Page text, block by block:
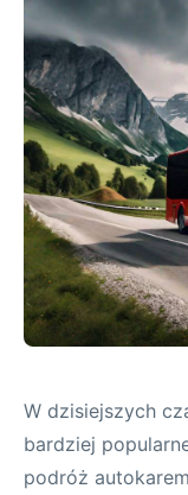
W dzisiejszych
bardziej
podróż